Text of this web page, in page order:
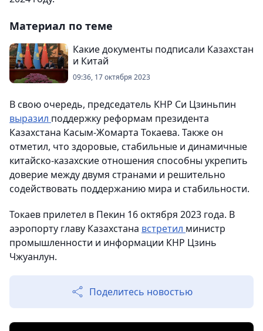
Материал по теме
Какие документы подписали Казахстан
и Китай
09:36, 17 октября 2023
В свою очередь, председатель КНР Си Цзиньпин
выразил поддержку реформам президента
Казахстана Касым-Жомарта Токаева. Также он
отметил, что здоровые, стабильные и динамичные
китайско-казахские отношения способны укрепить
доверие между двумя странами и решительно
содействовать поддержанию мира и стабильности.
Токаев прилетел в Пекин 16 октября 2023 года. В
аэропорту главу Казахстана встретил министр
промышленности и информации КНР Цзинь
Чжуанлун.
Поделитесь новостью